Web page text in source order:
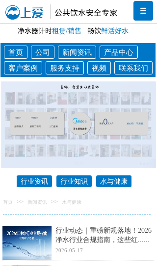
公共饮水安全专家
畅饮鲜活好水
净水器计时租赁/销售
首页 公司 新闻资讯
产品中心
客户案例
服务支持 视频 联系我们
行业资讯 行业知识 水与健康
首页 >> 新闻资讯 >> 水与健康
行业动态｜重磅新规落地！2026
净水行业合规指南，这些红......
2026-05-17